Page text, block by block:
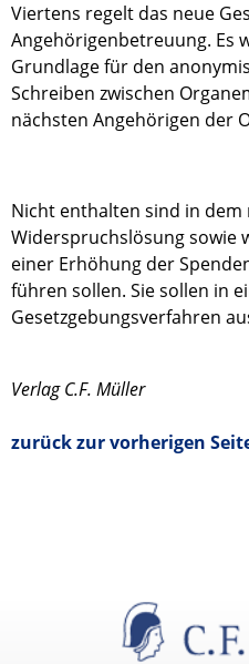
Viertens regelt das neue
Angehörigenbetreuung. Es
Grundlage für den
Schreiben zwischen
nächsten Angehörigen der
Nicht enthalten sind in dem
Widerspruchslösung sowie
einer Erhöhung der
führen sollen. Sie sollen in
Gesetzgebungsverfahren
Verlag C.F. Müller
zurück zur vorherigen